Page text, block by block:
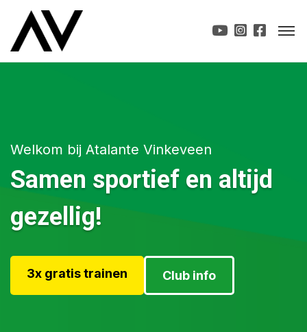
Welkom bij Atalante Vinkeveen
Samen sportief en altijd
gezellig!
3x gratis trainen Club info